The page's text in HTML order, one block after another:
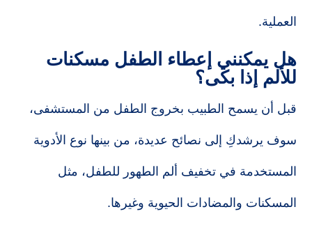
العملية.
هل يمكنني إعطاء الطفل مسكنات
للألم إذا بكى؟
قبل أن يسمح الطبيب بخروج الطفل من المستشفى،
سوف يرشدكِ إلى نصائح عديدة، من بينها نوع الأدوية
المستخدمة في تخفيف ألم الطهور للطفل، مثل
المسكنات والمضادات الحيوية وغيرها.